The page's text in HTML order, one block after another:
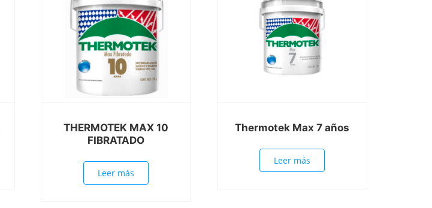
THERMOTEK MAX 10
FIBRATADO
Leer más
Thermotek Max 7 años
Leer más